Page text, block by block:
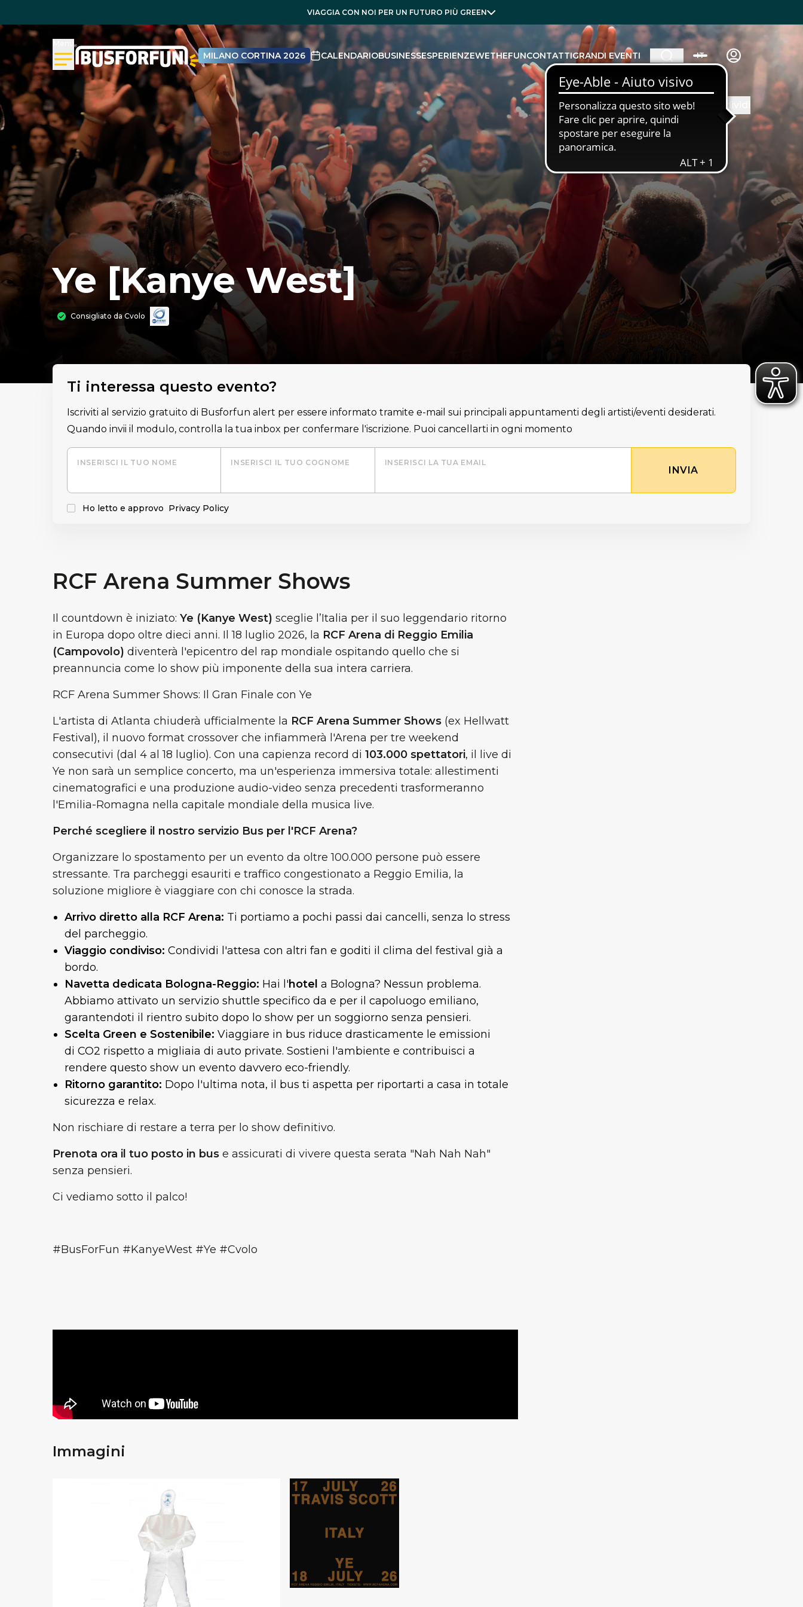
VIAGGIA CON NOI PER UN FUTURO PIÙ GREEN
MILANO CORTINA 2026 CALENDARIOBUSINESSESPERIENZEWETHEFUNCONTATTIGRANDI EVENTI IT
Ye [Kanye West]
Consigliato da Cvolo
Ti interessa questo evento?
Iscriviti al servizio gratuito di Busforfun alert per essere informato tramite e-mail sui principali appuntamenti degli artisti/eventi desiderati.
Quando invii il modulo, controlla la tua inbox per confermare l'iscrizione. Puoi cancellarti in ogni momento
INSERISCI IL TUO NOME INSERISCI IL TUO COGNOME INSERISCI LA TUA EMAIL
INVIA
Ho letto e approvo Privacy Policy
RCF Arena Summer Shows
Il countdown è iniziato: Ye (Kanye West) sceglie l’Italia per il suo leggendario ritorno
in Europa dopo oltre dieci anni. Il 18 luglio 2026, la RCF Arena di Reggio Emilia
(Campovolo) diventerà l'epicentro del rap mondiale ospitando quello che si
preannuncia come lo show più imponente della sua intera carriera.
RCF Arena Summer Shows: Il Gran Finale con Ye
L'artista di Atlanta chiuderà ufficialmente la RCF Arena Summer Shows (ex Hellwatt
Festival), il nuovo format crossover che infiammerà l'Arena per tre weekend
consecutivi (dal 4 al 18 luglio). Con una capienza record di 103.000 spettatori, il live di
Ye non sarà un semplice concerto, ma un'esperienza immersiva totale: allestimenti
cinematografici e una produzione audio-video senza precedenti trasformeranno
l'Emilia-Romagna nella capitale mondiale della musica live.
Perché scegliere il nostro servizio Bus per l'RCF Arena?
Organizzare lo spostamento per un evento da oltre 100.000 persone può essere
stressante. Tra parcheggi esauriti e traffico congestionato a Reggio Emilia, la
soluzione migliore è viaggiare con chi conosce la strada.
Arrivo diretto alla RCF Arena: Ti portiamo a pochi passi dai cancelli, senza lo stress
del parcheggio.
Viaggio condiviso: Condividi l'attesa con altri fan e goditi il clima del festival già a
bordo.
Navetta dedicata Bologna-Reggio: Hai l'hotel a Bologna? Nessun problema.
Abbiamo attivato un servizio shuttle specifico da e per il capoluogo emiliano,
garantendoti il rientro subito dopo lo show per un soggiorno senza pensieri.
Scelta Green e Sostenibile: Viaggiare in bus riduce drasticamente le emissioni
di CO2 rispetto a migliaia di auto private. Sostieni l'ambiente e contribuisci a
rendere questo show un evento davvero eco-friendly.
Ritorno garantito: Dopo l'ultima nota, il bus ti aspetta per riportarti a casa in totale
sicurezza e relax.
Non rischiare di restare a terra per lo show definitivo.
Prenota ora il tuo posto in bus e assicurati di vivere questa serata "Nah Nah Nah"
senza pensieri.
Ci vediamo sotto il palco!
#BusForFun #KanyeWest #Ye #Cvolo
Immagini